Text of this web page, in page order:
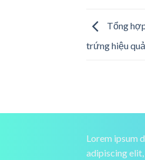
Tổng
trứng hiệu
Lorem ipsum
adipiscing